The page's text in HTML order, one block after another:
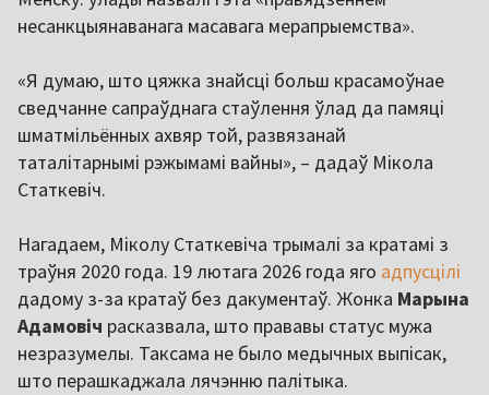
несанкцыянаванага масавага мерапрыемства».
«Я думаю, што цяжка знайсці больш красамоўнае
сведчанне сапраўднага стаўлення ўлад да памяці
шматмільённых ахвяр той, развязанай
таталітарнымі рэжымамі вайны», – дадаў Мікола
Статкевіч.
Нагадаем, Міколу Статкевіча трымалі за кратамі з
траўня 2020 года. 19 лютага 2026 года яго адпусцілі
дадому з-за кратаў без дакументаў. Жонка Марына
Адамовіч расказвала, што прававы статус мужа
незразумелы. Таксама не было медычных выпісак,
што перашкаджала лячэнню палітыка.